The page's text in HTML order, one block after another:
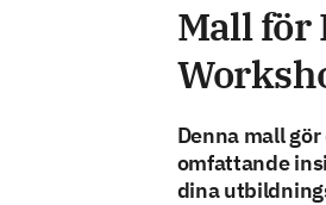
Mall för
Denna mall
omfattande
dina